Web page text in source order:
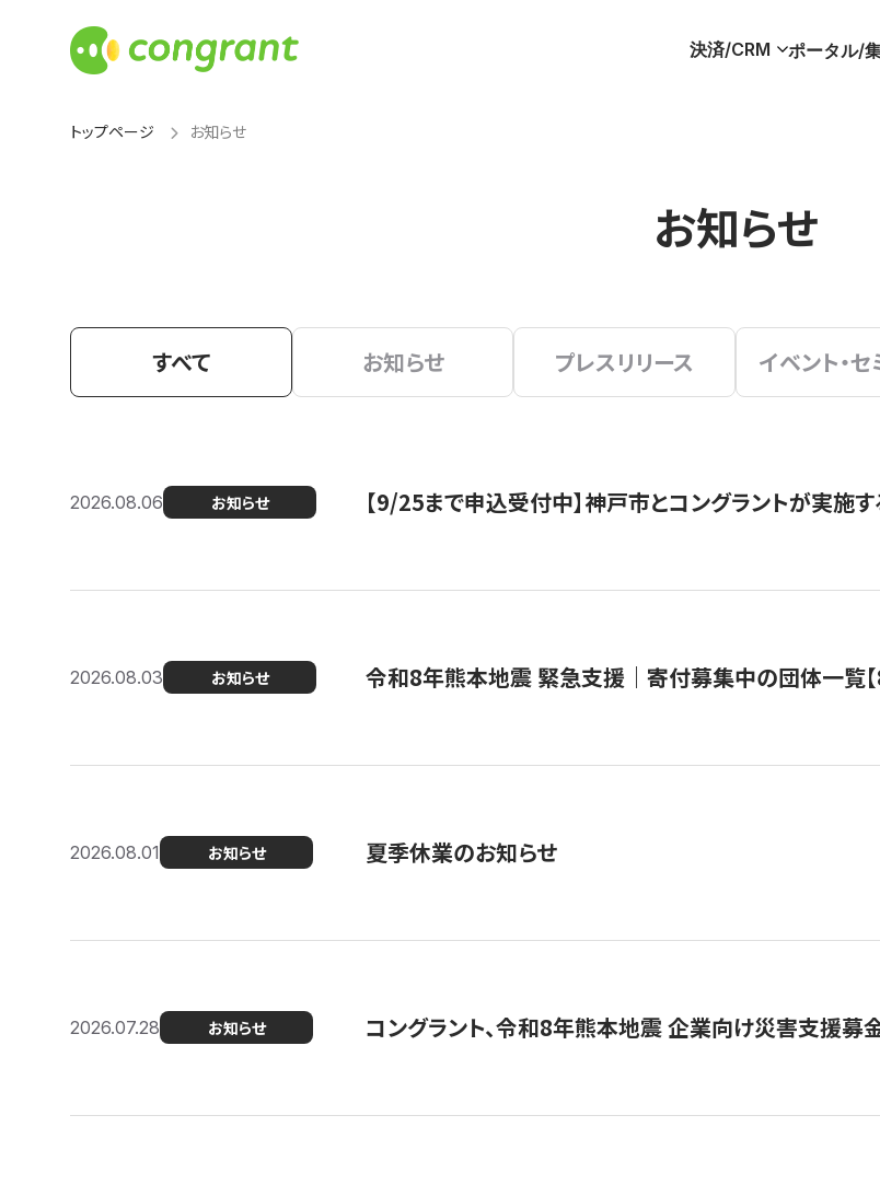
決済/CRM ポータル/
トップページ お知らせ
お知らせ
すべて お知らせ プレスリリース イベント・
2026.08.06 お知らせ 【9/25まで申込受付中】神戸市とコングラントが実施
2026.08.03 お知らせ 令和8年熊本地震 緊急支援｜寄付募集中の団体一覧【
2026.08.01 お知らせ 夏季休業のお知らせ
2026.07.28 お知らせ コングラント、令和8年熊本地震 企業向け災害支援募